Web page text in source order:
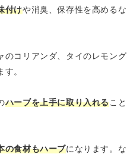
付けや消臭、保存性を高めるな
のコリアンダ、タイのレモング
。
ハーブを上手に取り入れること
の食材もハーブになります。な